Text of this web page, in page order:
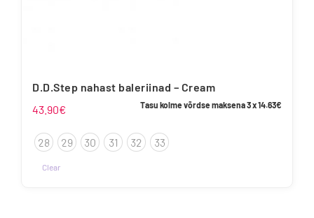
D.D.Step nahast baleriinad – Cream
43.90€ Tasu kolme võrdse maksena 3 x14.63€
28 29 30 31 32 33
Clear